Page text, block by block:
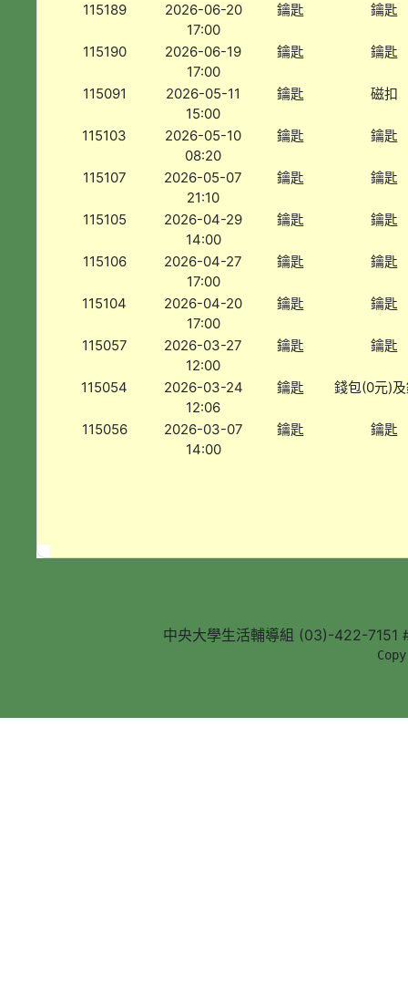
115189
2026-06-20
17:00
鑰匙 鑰匙
115190
2026-06-19
17:00
鑰匙 鑰匙
115091
2026-05-11
15:00
鑰匙 磁扣
115103
2026-05-10
08:20
鑰匙 鑰匙
115107
2026-05-07
21:10
鑰匙 鑰匙
115105
2026-04-29
14:00
鑰匙 鑰匙
115106
2026-04-27
17:00
鑰匙 鑰匙
115104
2026-04-20
17:00
鑰匙 鑰匙
115057
2026-03-27
12:00
鑰匙 鑰匙
115054
2026-03-24
12:06
鑰匙 錢包(0元)
115056
2026-03-07
14:00
鑰匙 鑰匙
中央大學生活輔導組 (03)-422-7151